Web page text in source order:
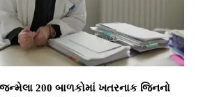
જન્મેલા 200 બાળકોમાં ખતરનાક જિનનો